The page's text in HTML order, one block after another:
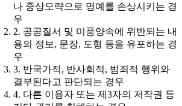
나 중상모략으로 명예를 손상시키는 경
우
2. 공공질서 및 미풍양속에 위반되는 내
용의 정보, 문장, 도형 등을 유포하는 경
우
3. 반국가적, 반사회적, 범죄적 행위와
결부된다고 판단되는 경우
4. 다른 이용자 또는 제3자의 저작권 등